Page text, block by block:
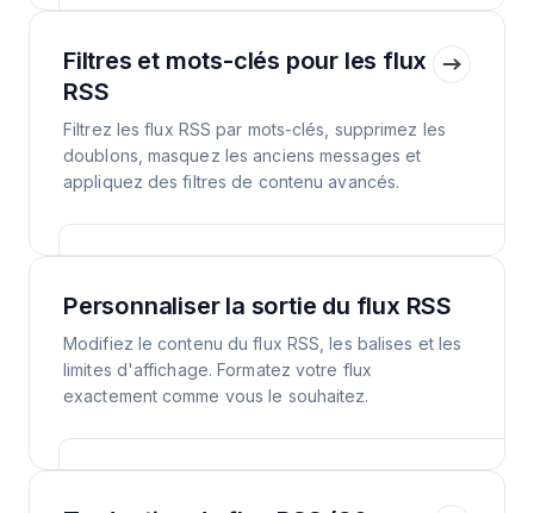
Filtres et mots-clés pour les flux
RSS
Filtrez les flux RSS par mots-clés, supprimez les
doublons, masquez les anciens messages et
appliquez des filtres de contenu avancés.
Personnaliser la sortie du flux RSS
Modifiez le contenu du flux RSS, les balises et les
limites d'affichage. Formatez votre flux
exactement comme vous le souhaitez.